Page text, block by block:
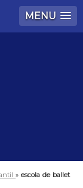
MENU
»escola de ballet